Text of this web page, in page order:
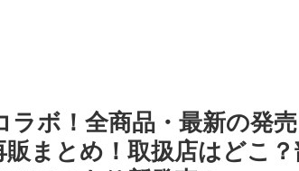
ボ！全商品・最新の発売
まとめ！取扱店はどこ